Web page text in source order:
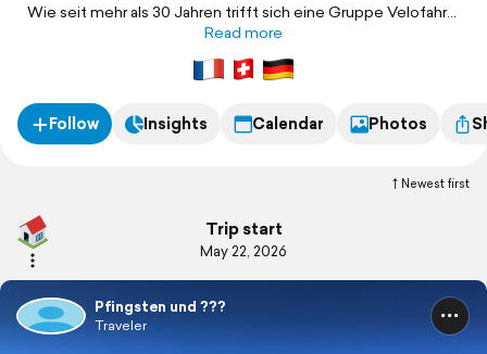
Wie seit mehr als 30 Jahren trifft sich eine Gruppe Velofahrer
um am Pfingstsonn- und -montag zwei Tage unterwegs zu
sein. Mit den Jahren wurden es immer mehr E-Biker und
weniger Biobiker. Das spielt keine Rolle, es wird gewartet und
Read more
Follow Insights Calendar Photos
Newest first
Trip start
May 22, 2026
Pfingsten und ???
Traveler